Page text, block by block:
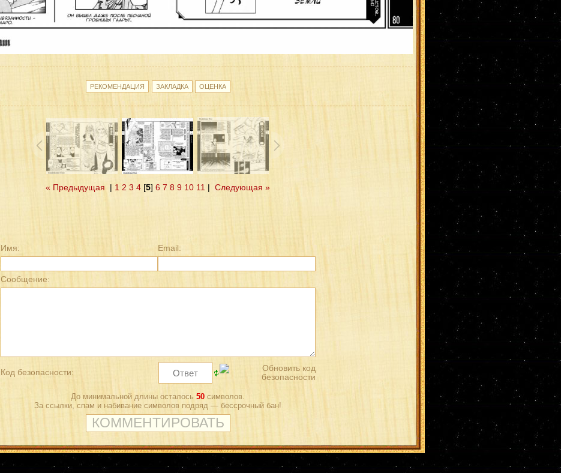
« Предыдущая 1 2 3 4 [5] 6 7 8 9 10 11 Следующая »
Имя: Email:
Сообщение:
Код безопасности:
До минимальной длины осталось 50 символов.
За ссылки, спам и набивание символов подряд — бессрочный бан!